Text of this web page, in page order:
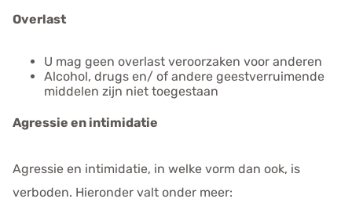
Overlast
U mag geen overlast veroorzaken voor anderen
Alcohol, drugs en/ of andere geestverruimende
middelen zijn niet toegestaan
Agressie en intimidatie
Agressie en intimidatie, in welke vorm dan ook, is
verboden. Hieronder valt onder meer: